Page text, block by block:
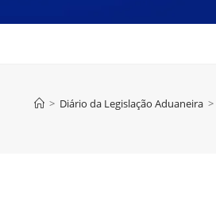
> Diário da Legislação Aduaneira >